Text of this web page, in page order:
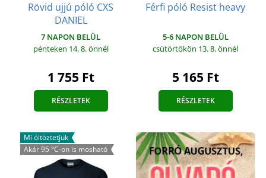
Rövid ujjú póló CXS
DANIEL
7 NAPON BELÜL
pénteken 14. 8.önnél
1 755 Ft
RÉSZLETEK
Férfi póló Resist heavy
5-6 NAPON BELÜL
csütörtökön 13. 8.önnél
5 165 Ft
RÉSZLETEK
Mi öltöztetjük
Akár 95 °C-on is mosható